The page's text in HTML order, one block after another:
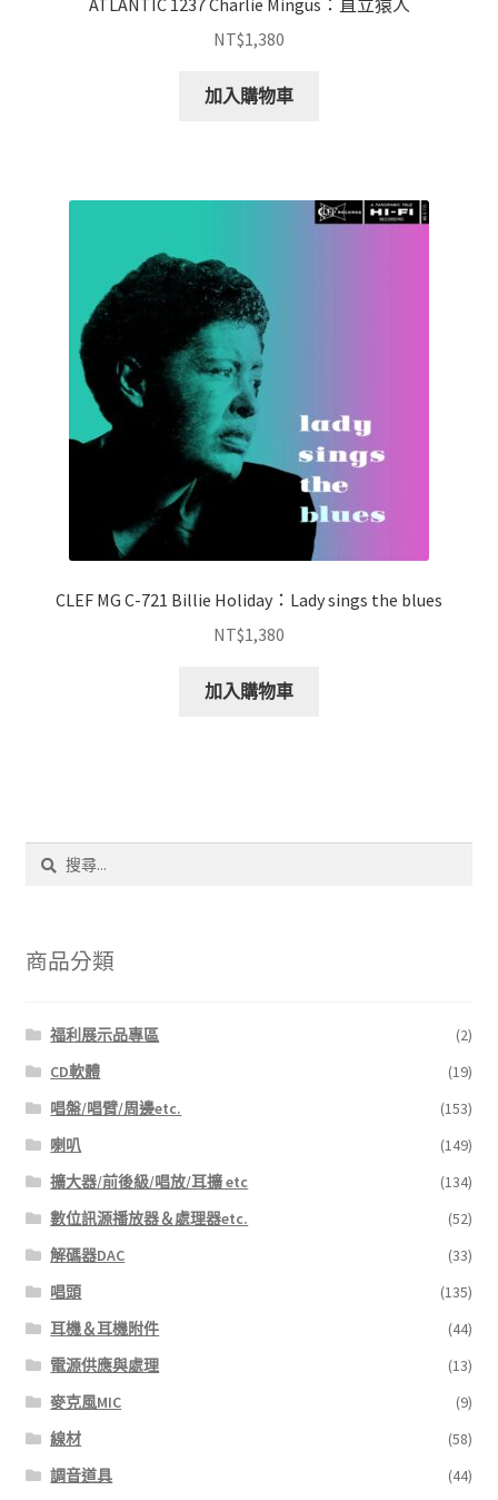
ATLANTIC 1237 Charlie Mingus：直立猿人
NT$1,380
加入購物車
CLEF MG C-721 Billie Holiday：Lady sings the blues
NT$1,380
加入購物車
字:
商品分類
福利展示品專區
(2)
CD軟體
(19)
唱盤/唱臂/周邊etc.
(153)
喇叭
(149)
擴大器/前後級/唱放/耳擴 etc
(134)
數位訊源播放器＆處理器etc.
(52)
解碼器DAC
(33)
唱頭
(135)
耳機＆耳機附件
(44)
電源供應與處理
(13)
麥克風MIC
(9)
線材
(58)
調音道具
(44)